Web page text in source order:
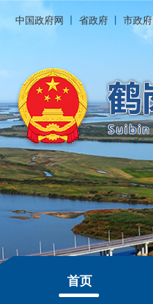
中国政府网 省政府 市政府
首页